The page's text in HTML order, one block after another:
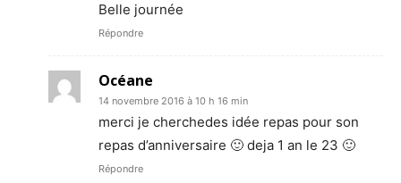
Belle journée
Répondre
Océane
14 novembre 2016 à 10 h 16 min
merci je cherchedes idée repas pour son
repas d’anniversaire 🙂 deja 1 an le 23 🙂
Répondre